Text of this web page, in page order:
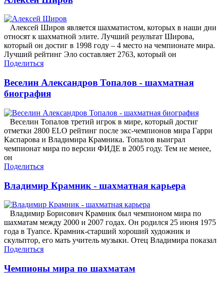
Алексей Широв является шахматистом, которых в наши дни
относят к шахматной элите. Лучший результат Широва,
который он достиг в 1998 году – 4 место на чемпионате мира.
Лучший рейтинг Эло составляет 2763, который он
Поделиться
Веселин Александров Топалов - шахматная
биография
Веселин Топалов третий игрок в мире, который достиг
отметки 2800 ELO рейтинг после экс-чемпионов мира Гарри
Каспарова и Владимира Крамника. Топалов выиграл
чемпионат мира по версии ФИДЕ в 2005 году. Тем не менее,
он
Поделиться
Владимир Крамник - шахматная карьера
Владимир Борисович Крамник был чемпионом мира по
шахматам между 2000 и 2007 годах. Он родился 25 июня 1975
года в Туапсе. Крамник-старший хороший художник и
скульптор, его мать учитель музыки. Отец Владимира показал
Поделиться
Чемпионы мира по шахматам